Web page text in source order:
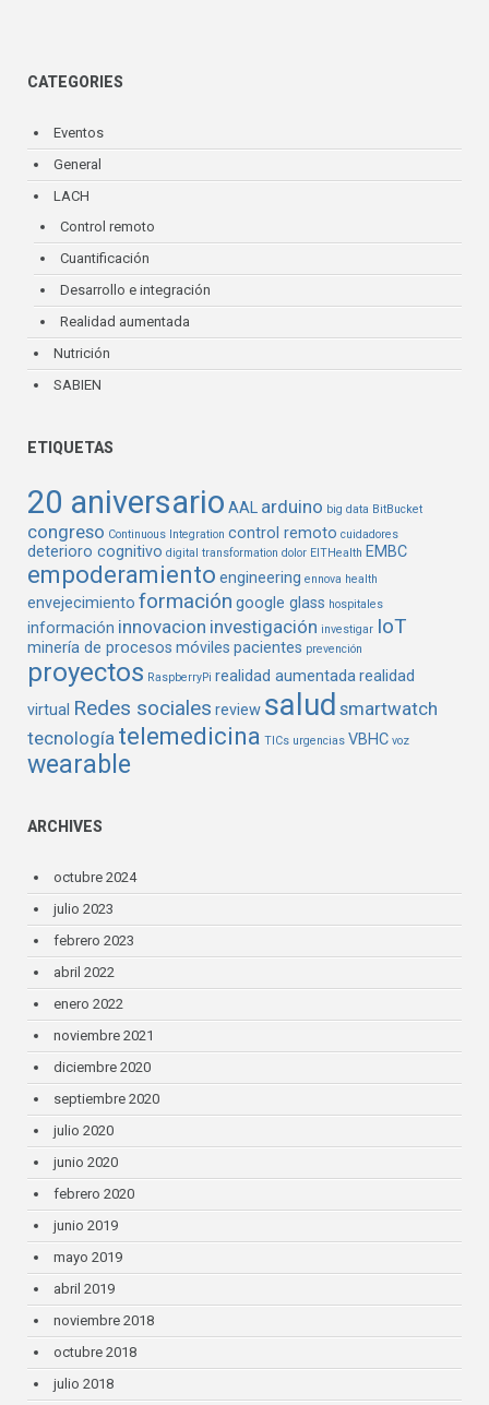
CATEGORIES
Eventos
General
LACH
Control remoto
Cuantificación
Desarrollo e integración
Realidad aumentada
Nutrición
SABIEN
ETIQUETAS
20 aniversario AAL arduino big data BitBucket
congreso Continuous Integration control remoto cuidadores
deterioro cognitivo digital transformation dolor EITHealth EMBC
empoderamiento engineering ennova health
envejecimiento formación google glass hospitales
información innovacion investigación investigar IoT
minería de procesos móviles pacientes prevención
proyectos RaspberryPi realidad aumentadarealidad
virtual Redes sociales review salud smartwatch
tecnología telemedicina TICs urgencias VBHC voz
wearable
ARCHIVES
octubre 2024
julio 2023
febrero 2023
abril 2022
enero 2022
noviembre 2021
diciembre 2020
septiembre 2020
julio 2020
junio 2020
febrero 2020
junio 2019
mayo 2019
abril 2019
noviembre 2018
octubre 2018
julio 2018